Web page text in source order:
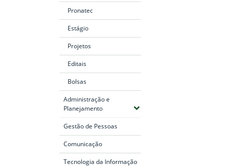
Pronatec
Estágio
Projetos
Editais
Bolsas
Administração e
Planejamento(Expandir submenus)
Gestão de Pessoas
Comunicação
Tecnologia da Informação